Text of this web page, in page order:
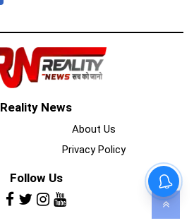
Reality News
About Us
Privacy Policy
Follow Us